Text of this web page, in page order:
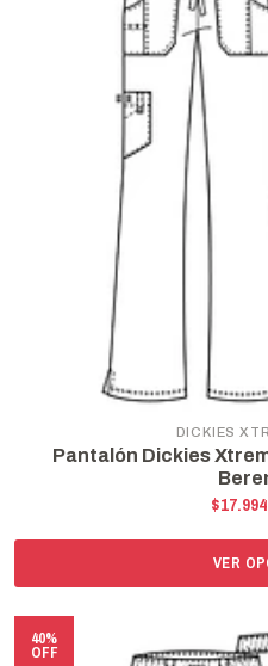
DICKIES
Pantalón Dickies
$17.994
VER
40%
OFF